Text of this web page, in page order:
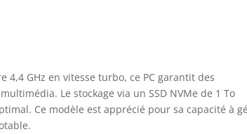
ou bloatware gênants pour garantir des
Ideal pour les applications actuelles et
4,4 GHz en vitesse turbo, ce PC garantit des
Le stockage via un SSD NVMe de 1 To
Ce modèle est apprécié pour sa capacité à